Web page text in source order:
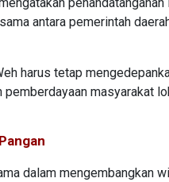
antara pemerintah
harus tetap
masyarakat
dalam mengembangkan